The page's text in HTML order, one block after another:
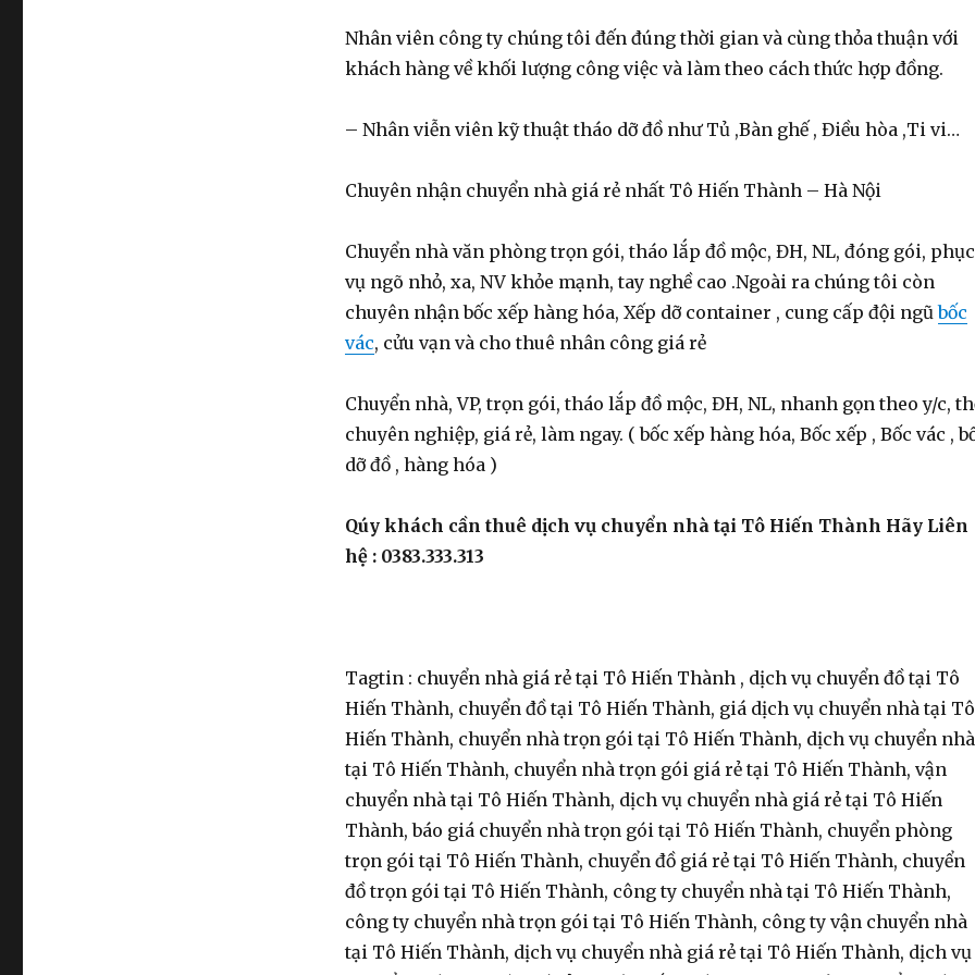
Nhân viên công ty chúng tôi đến đúng thời gian và cùng thỏa thuận với
khách hàng về khối lượng công việc và làm theo cách thức hợp đồng.
– Nhân viễn viên kỹ thuật tháo dỡ đồ như Tủ ,Bàn ghế , Điều hòa ,Ti vi…
Chuyên nhận chuyển nhà giá rẻ nhất Tô Hiến Thành – Hà Nội
Chuyển nhà văn phòng trọn gói, tháo lắp đồ mộc, ĐH, NL, đóng gói, phục
vụ ngõ nhỏ, xa, NV khỏe mạnh, tay nghề cao .Ngoài ra chúng tôi còn
chuyên nhận bốc xếp hàng hóa, Xếp dỡ container , cung cấp đội ngũbốc
vác, cửu vạn và cho thuê nhân công giá rẻ
Chuyển nhà, VP, trọn gói, tháo lắp đồ mộc, ĐH, NL, nhanh gọn theo y/c,
chuyên nghiệp, giá rẻ, làm ngay. ( bốc xếp hàng hóa, Bốc xếp , Bốc vác ,
dỡ đồ , hàng hóa )
Qúy khách cần thuê dịch vụ chuyển nhà tại Tô Hiến Thành Hãy Liên
hệ : 0383.333.313
Tagtin : chuyển nhà giá rẻ tại Tô Hiến Thành , dịch vụ chuyển đồ tại Tô
Hiến Thành, chuyển đồ tại Tô Hiến Thành, giá dịch vụ chuyển nhà tại Tô
Hiến Thành, chuyển nhà trọn gói tại Tô Hiến Thành, dịch vụ chuyển nhà
tại Tô Hiến Thành, chuyển nhà trọn gói giá rẻ tại Tô Hiến Thành, vận
chuyển nhà tại Tô Hiến Thành, dịch vụ chuyển nhà giá rẻ tại Tô Hiến
Thành, báo giá chuyển nhà trọn gói tại Tô Hiến Thành, chuyển phòng
trọn gói tại Tô Hiến Thành, chuyển đồ giá rẻ tại Tô Hiến Thành, chuyển
đồ trọn gói tại Tô Hiến Thành, công ty chuyển nhà tại Tô Hiến Thành,
công ty chuyển nhà trọn gói tại Tô Hiến Thành, công ty vận chuyển nhà
tại Tô Hiến Thành, dịch vụ chuyển nhà giá rẻ tại Tô Hiến Thành, dịch vụ